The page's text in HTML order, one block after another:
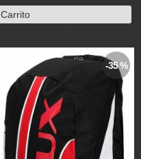
-35 %